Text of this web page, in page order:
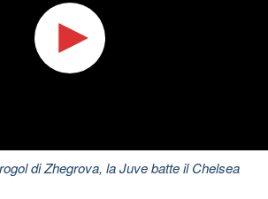
di Zhegrova, la Juve batte il Chelsea